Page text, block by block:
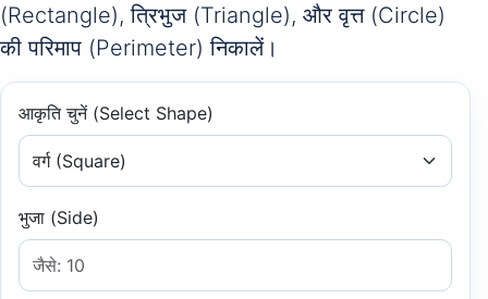
(Rectangle), त्रिभुज (Triangle), और वृत्त (Circle)
की परिमाप (Perimeter) निकालें।
आकृति चुनें (Select Shape)
भुजा (Side)